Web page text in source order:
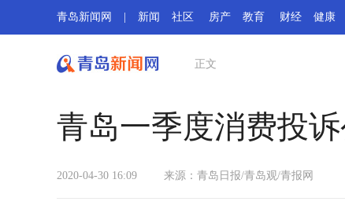
青岛新闻网 新闻 社区 房产 教育 财经 健康
正文
青岛一季度消费投
2020-04-30 16:09 来源：青岛日报/青岛观/青报网